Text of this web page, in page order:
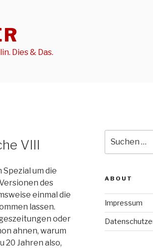
Dies & Das.
VIII
um die
des
einmal die
lassen.
oder
ahnen, warum
20 Jahren also,
nach:
ABOUT
Impressum